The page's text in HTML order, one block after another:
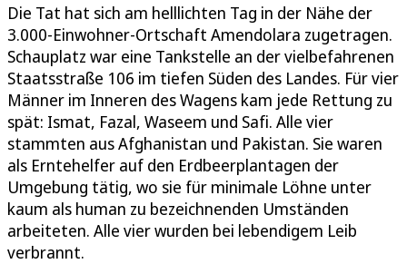
Die Tat hat sich am helllichten Tag in der Nähe der
3.000-Einwohner-Ortschaft Amendolara zugetragen.
Schauplatz war eine Tankstelle an der vielbefahrenen
Staatsstraße 106 im tiefen Süden des Landes. Für vier
Männer im Inneren des Wagens kam jede Rettung zu
spät: Ismat, Fazal, Waseem und Safi. Alle vier
stammten aus Afghanistan und Pakistan. Sie waren
als Erntehelfer auf den Erdbeerplantagen der
Umgebung tätig, wo sie für minimale Löhne unter
kaum als human zu bezeichnenden Umständen
arbeiteten. Alle vier wurden bei lebendigem Leib
verbrannt.